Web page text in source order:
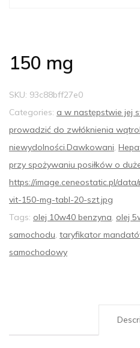
150 mg
SKU: 93c88bff27e0
Categories: a w następstwie jej
prowadzić do zwłóknienia
niewydolności.Dawkowani,
przy spożywaniu posiłków o
https://image.ceneostatic.pl/
vit-150-mg-tabl-20-szt.jpg
Tags: olej 10w40 benzyna, olej
samochodu, taryfikator
samochodowy